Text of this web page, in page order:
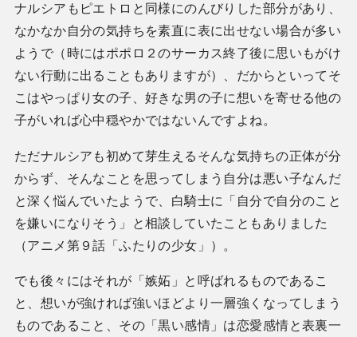
ナルシアもピエトロと同様にのんびりした部分があり、
なかなか自分の気持ちを素直に表に出せない場合が多い
ようで（時にはポポロ２のサーカス終了後に思いもがけ
ない行動に出ることもありますが）、だからといってそ
こはやっぱり女の子、好きな男の子に想いを寄せる他の
子がいれば心中穏やかではないんですよね。
ただナルシアも初めて芽生えるそんな気持ちの正体が分
からず、そんなことを思ってしまう自分は悪い子なんだ
と深く悩んでいたようで、白騎士に「自分で自分のこと
を嫌いになりそう」と相談していたこともありました
（アニメ第９話「ふたりの少女」）。
でも後々にはそれが「嫉妬」と呼ばれるものであるこ
と、想いが強ければ強いほどより一層強くなってしまう
ものであること、その「黒い感情」は恋愛感情と表裏一